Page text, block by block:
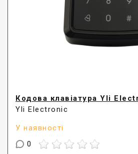
Кодова клавіатура Yli
Yli Electronic
У наявності
0